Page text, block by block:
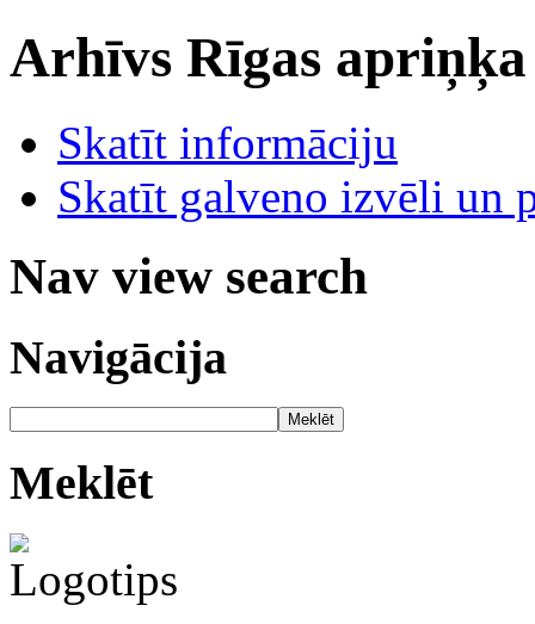
Arhīvs Rīgas
Skatīt informāciju
Skatīt galveno izvēli un
Nav view search
Navigācija
Meklēt
Meklēt